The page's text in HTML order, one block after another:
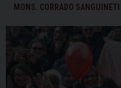
MONS. CORRADO SANGUINETI